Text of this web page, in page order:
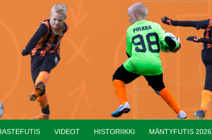
VIDEOT HISTORIIKKI MÄNTYFUTIS 2026